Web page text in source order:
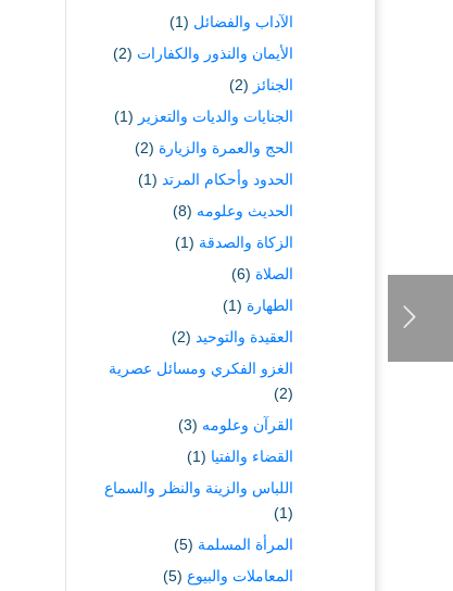
الآداب والفضائل (1)
الأيمان والنذور والكفارات (2)
الجنائز (2)
الجنايات والديات والتعزير (1)
الحج والعمرة والزيارة (2)
الحدود وأحكام المرتد (1)
الحديث وعلومه (8)
الزكاة والصدقة (1)
الصلاة (6)
الطهارة (1)
العقيدة والتوحيد (2)
الغزو الفكري ومسائل عصرية
(2)
القرآن وعلومه (3)
القضاء والفتيا (1)
اللباس والزينة والنظر والسماع
(1)
المرأة المسلمة (5)
المعاملات والبيوع (5)